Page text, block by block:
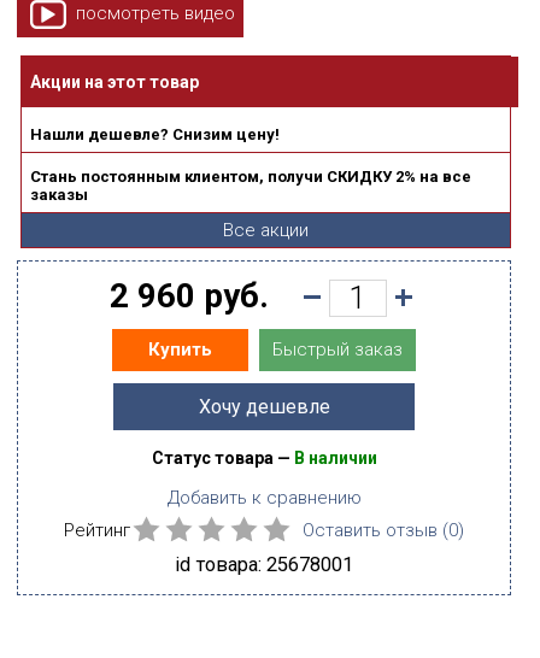
посмотреть видео
Акции на этот товар
Нашли дешевле? Снизим цену!
Стань постоянным клиентом, получи СКИДКУ 2% на все
заказы
Все акции
2 960 руб.
Купить Быстрый заказ
Хочу дешевле
Статус товара — В наличии
Добавить к сравнению
Рейтинг
Оставить отзыв (0)
id товара: 25678001